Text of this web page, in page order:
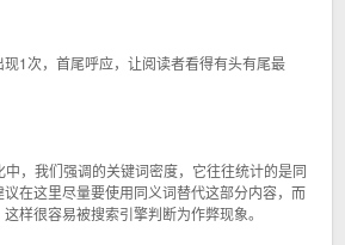
1次，首尾呼应，让阅读者看得有头有尾最
，我们强调的关键词密度，它往往统计的是同
在这里尽量要使用同义词替代这部分内容，而
样很容易被搜索引擎判断为作弊现象。